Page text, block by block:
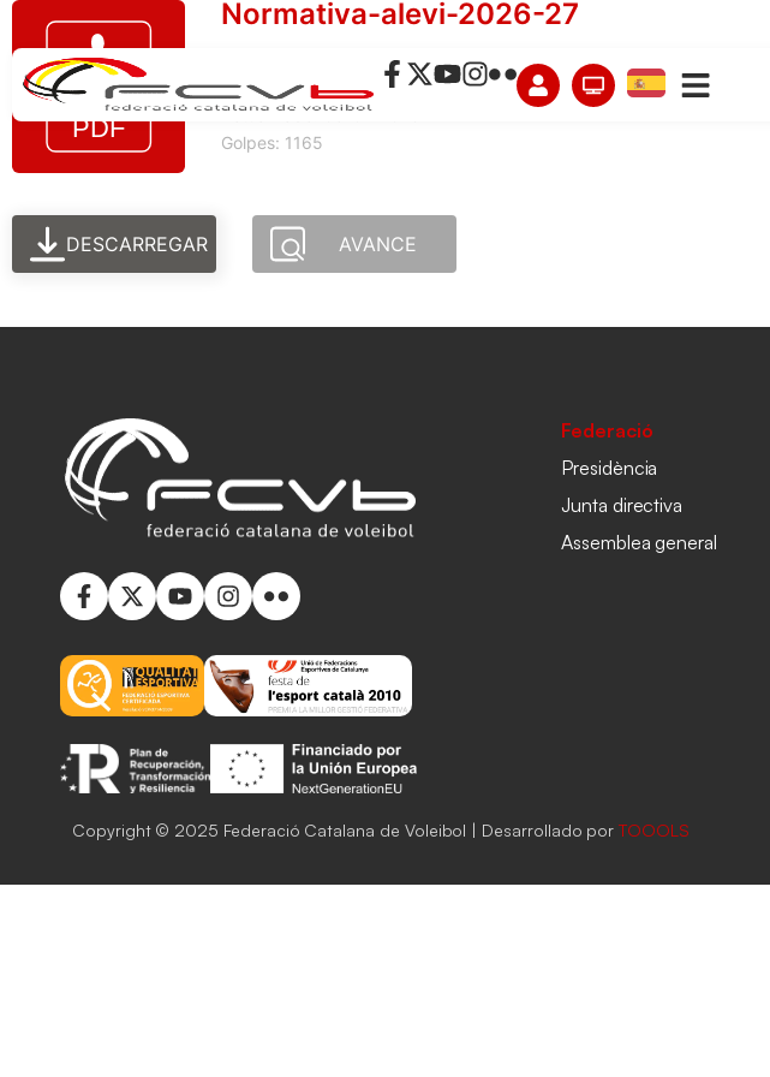
Normativa-alevi-2026-27
Tamaño del archivo: 681.51 KB
Creado: 27-10-2025
Actualizado: 08-07-2026
Golpes: 1165
DESCARREGAR AVANCE
Federació
Presidència
Junta directiva
Assemblea general
Copyright © 2025 Federació Catalana de Voleibol | Desarrollado porTOOOLS